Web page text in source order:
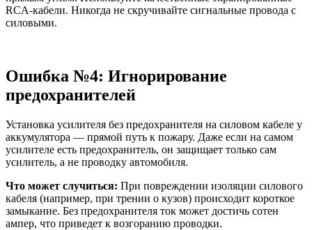
RCA-кабели. Никогда не скручивайте сигнальные провода с
силовыми.
Ошибка №4: Игнорирование
предохранителей
Установка усилителя без предохранителя на силовом кабеле у
аккумулятора — прямой путь к пожару. Даже если на самом
усилителе есть предохранитель, он защищает только сам
усилитель, а не проводку автомобиля.
Что может случиться: При повреждении изоляции силового
кабеля (например, при трении о кузов) происходит короткое
замыкание. Без предохранителя ток может достичь сотен
ампер, что приведет к возгоранию проводки.